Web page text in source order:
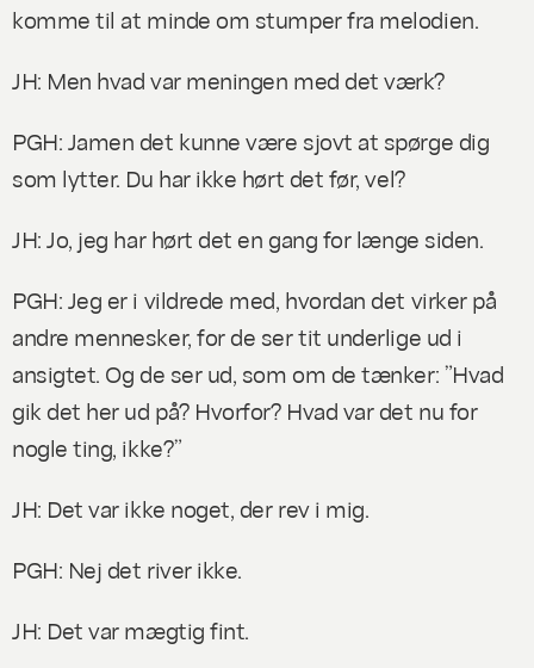
komme til at minde om stumper fra melodien.
JH: Men hvad var meningen med det værk?
PGH: Jamen det kunne være sjovt at spørge dig
som lytter. Du har ikke hørt det før, vel?
JH: Jo, jeg har hørt det en gang for længe siden.
PGH: Jeg er i vildrede med, hvordan det virker på
andre mennesker, for de ser tit underlige ud i
ansigtet. Og de ser ud, som om de tænker: ”Hvad
gik det her ud på? Hvorfor? Hvad var det nu for
nogle ting, ikke?”
JH: Det var ikke noget, der rev i mig.
PGH: Nej det riverikke.
JH: Det var mægtig fint.